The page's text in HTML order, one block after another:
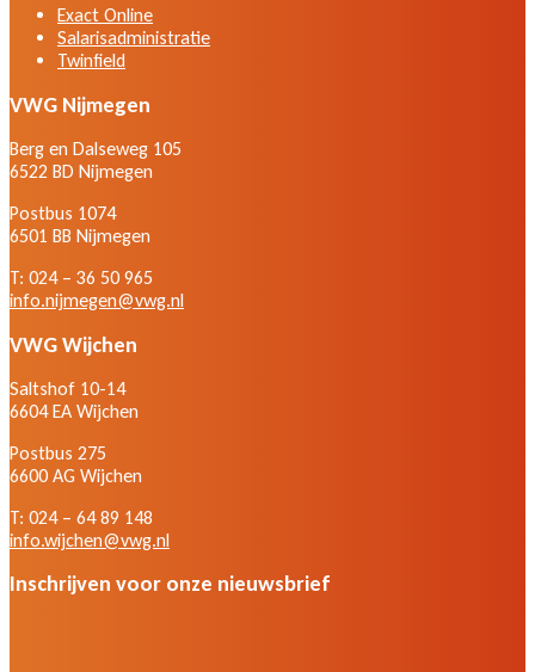
Exact Online
Salarisadministratie
Twinfield
VWG Nijmegen
Berg en Dalseweg 105
6522 BD Nijmegen
Postbus 1074
6501 BB Nijmegen
T: 024 – 36 50 965
info.nijmegen@vwg.nl
VWG Wijchen
Saltshof 10-14
6604 EA Wijchen
Postbus 275
6600 AG Wijchen
T: 024 – 64 89 148
info.wijchen@vwg.nl
Inschrijven voor onze nieuwsbrief